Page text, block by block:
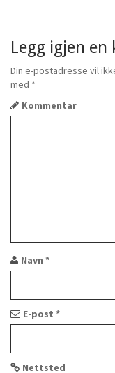
Legg igjen
Din e-postadresse vil
med *
Kommentar
Navn *
E-post *
Nettsted